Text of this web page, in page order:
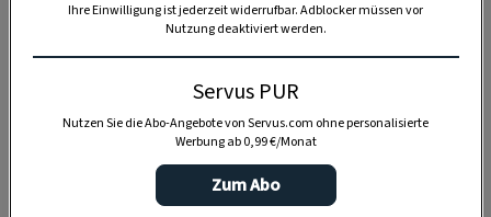
Ihre Einwilligung ist jederzeit widerrufbar. Adblocker müssen vor
Nutzung deaktiviert werden.
Servus PUR
Nutzen Sie die Abo-Angebote von Servus.com ohne personalisierte
Werbung ab 0,99 €/Monat
Zum Abo